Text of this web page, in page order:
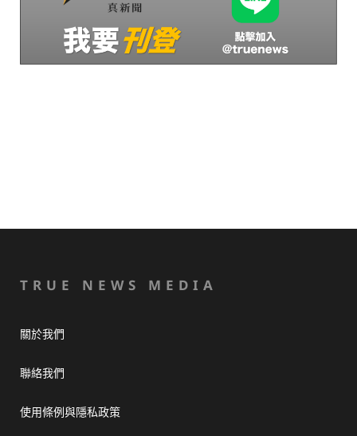
TRUE NEWS MEDIA
關於我們
聯絡我們
使用條例與隱私政策